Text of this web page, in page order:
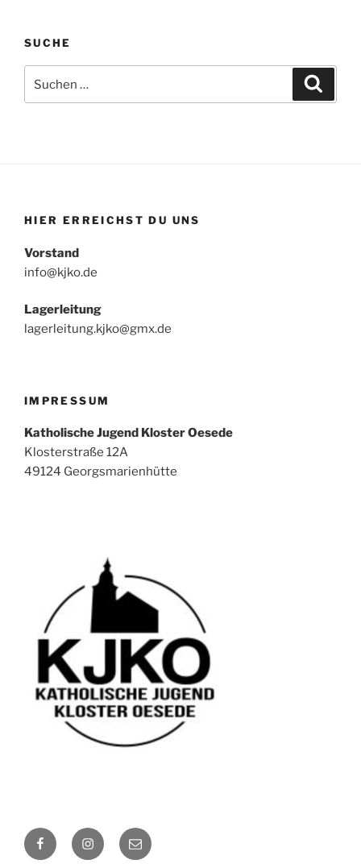
SUCHE
nach:
HIER ERREICHST DU UNS
Vorstand
info@kjko.de
Lagerleitung
lagerleitung.kjko@gmx.de
IMPRESSUM
Katholische Jugend Kloster Oesede
Klosterstraße 12A
49124 Georgsmarienhütte
FacebookInstagram
E-
Mail